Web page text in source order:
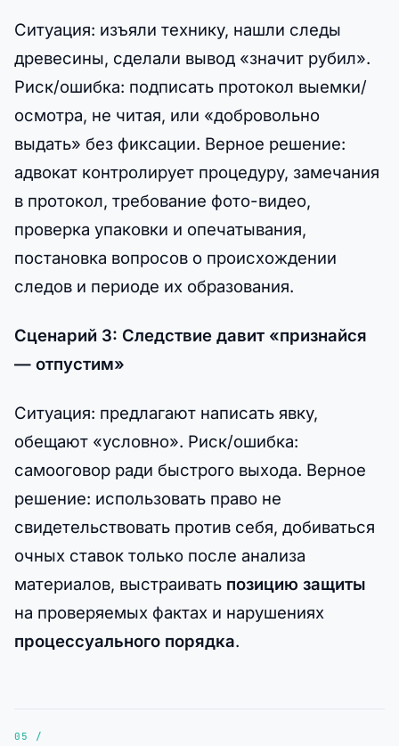
Ситуация: изъяли технику, нашли следы
древесины, сделали вывод «значит рубил».
Риск/ошибка: подписать протокол выемки/
осмотра, не читая, или «добровольно
выдать» без фиксации. Верное решение:
адвокат контролирует процедуру, замечания
в протокол, требование фото-видео,
проверка упаковки и опечатывания,
постановка вопросов о происхождении
следов и периоде их образования.
Сценарий 3: Следствие давит «признайся
— отпустим»
Ситуация: предлагают написать явку,
обещают «условно». Риск/ошибка:
самооговор ради быстрого выхода. Верное
решение: использовать право не
свидетельствовать против себя, добиваться
очных ставок только после анализа
материалов, выстраивать позицию защиты
на проверяемых фактах и нарушениях
процессуального порядка.